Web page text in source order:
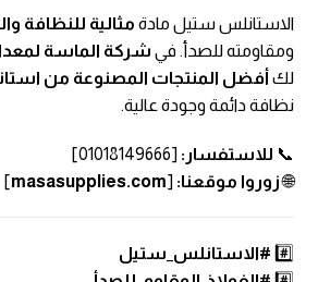
الاستانلس ستيل مادة مثالية للنظافة
ومقاومته للصدأ. في شركة الماسة
لك أفضل المنتجات المصنوعة من
نظافة دائمة وجودة عالية.
📞 للاستفسار: [01018149666]
🌐زوروا موقعنا: [
masasupplies.com
]
#️⃣ #الاستانلس_ستيل